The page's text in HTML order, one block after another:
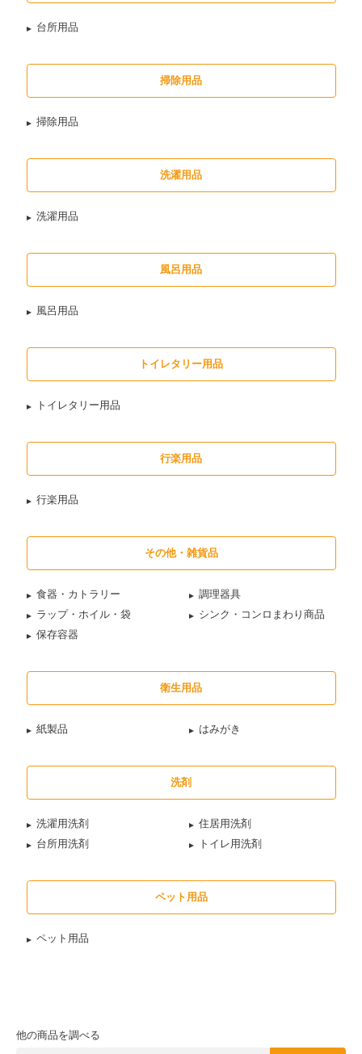
台所用品
掃除用品
掃除用品
洗濯用品
洗濯用品
風呂用品
風呂用品
トイレタリー用品
トイレタリー用品
行楽用品
行楽用品
その他・雑貨品
食器・カトラリー
調理器具
ラップ・ホイル・袋
シンク・コンロまわり商品
保存容器
衛生用品
紙製品 はみがき
洗剤
洗濯用洗剤
住居用洗剤
台所用洗剤
トイレ用洗剤
ペット用品
ペット用品
他の商品を調べる